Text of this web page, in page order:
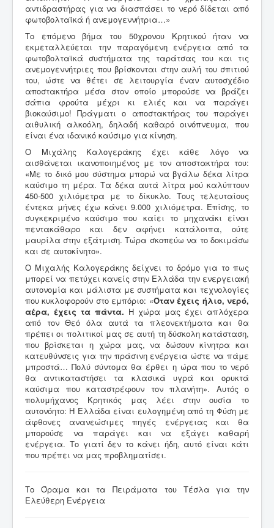
αντιδραστήρας για να διασπάσει το νερό δίδεται από
φωτοβολταϊκά ή ανεμογεννήτρια…»
Το επόμενο βήμα του 50χρονου Κρητικού ήταν να
εκμεταλλεύεται την παραγόμενη ενέργεια από τα
φωτοβολταϊκά συστήματα της ταράτσας του και τις
ανεμογεννήτριες που βρίσκονται στην αυλή του σπιτιού
του, ώστε να θέτει σε λειτουργία έναν αυτοσχέδιο
αποστακτήρα μέσα στον οποίο μπορούσε να βράζει
σάπια φρούτα μέχρι κι ελιές και να παράγει
βιοκαύσιμο! Πράγματι ο αποστακτήρας του παράγει
αιθυλική αλκοόλη, δηλαδή καθαρό οινόπνευμα, που
είναι ένα ιδανικό καύσιμο για κίνηση.
Ο Μιχάλης Καλογεράκης έχει κάθε λόγο να
αισθάνεται ικανοποιημένος με τον αποστακτήρα του:
«Με το δικό μου σύστημα μπορώ να βγάλω δέκα λίτρα
καύσιμο τη μέρα. Τα δέκα αυτά λίτρα μού καλύπτουν
450-500 χιλιόμετρα με το δίκυκλο. Τους τελευταίους
έντεκα μήνες έχω κάνει 9.000 χιλιόμετρα. Επίσης, το
συγκεκριμένο καύσιμο που καίει το μηχανάκι είναι
πεντακάθαρο και δεν αφήνει κατάλοιπα, ούτε
μαυρίλα στην εξάτμιση. Τώρα σκοπεύω να το δοκιμάσω
και σε αυτοκίνητο».
Ο Μιχαλής Καλογεράκης δείχνει το δρόμο για το πως
μπορεί να πετύχει κανείς στην Ελλάδα την ενεργειακή
αυτονομία και μάλιστα με συστήματα και τεχνολογίες
που κυκλοφορούν στο εμπόριο: «Όταν έχεις ήλιο, νερό,
αέρα, έχεις τα πάντα. Η χώρα μας έχει απλόχερα
από τον Θεό όλα αυτά τα πλεονεκτήματα και θα
πρέπει οι πολιτικοί μας σε αυτή τη δύσκολη κατάσταση,
που βρίσκεται η χώρα μας, να δώσουν κίνητρα και
κατευθύνσεις για την πράσινη ενέργεια ώστε να πάμε
μπροστά… Πολύ σύντομα θα έρθει η ώρα που το νερό
θα αντικαταστήσει τα κλασικά υγρά και ορυκτά
καύσιμα που καταστρέφουν τον πλανήτη». Αυτός ο
πολυμήχανος Κρητικός μας λέει στην ουσία το
αυτονόητο: Η Ελλάδα είναι ευλογημένη από τη Φύση με
άφθονες ανανεώσιμες πηγές ενέργειας και θα
μπορούσε να παράγει και να εξάγει καθαρή
ενέργεια. Το γιατί δεν το κάνει ήδη, αυτό είναι κάτι
που πρέπει να μας προβληματίσει.
Το Όραμα και τα Πειράματα του Τέσλα για την
Ελεύθερη Ενέργεια